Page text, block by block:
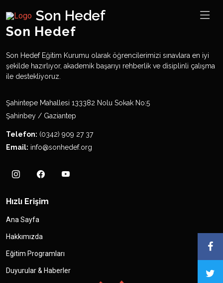
Son Hedef
Son Hedef
Son Hedef Eğitim Kurumu olarak öğrencilerimizi sınavlara en iyi
şekilde hazırlıyor, akademik başarıyı rehberlik ve disiplinli çalışma
ile destekliyoruz.
Şahintepe Mahallesi 133382 Nolu Sokak No:5
Şahinbey / Gaziantep
Telefon: (0342) 909 27 37
Email: info@sonhedef.org
Hızlı Erişim
Ana Sayfa
Hakkımızda
Eğitim Programları
Duyurular & Haberler